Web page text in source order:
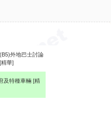
(B5)外地巴士討論
[精華]
及特種車輛 [精